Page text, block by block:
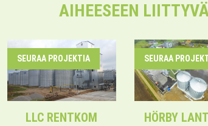
AIHEESEEN
SEURAA PROJEKTIA
LLC RENTKOM
SEURAA
HÖRBY